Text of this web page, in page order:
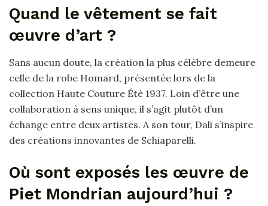
Quand le vêtement se fait
œuvre d’art ?
Sans aucun doute, la création la plus célèbre demeure
celle de la robe Homard, présentée lors de la
collection Haute Couture Été 1937. Loin d’être une
collaboration à sens unique, il s’agit plutôt d’un
échange entre deux artistes. A son tour, Dali s’inspire
des créations innovantes de Schiaparelli.
Où sont exposés les œuvre de
Piet Mondrian aujourd’hui ?